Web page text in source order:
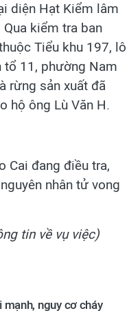
diện Hạt Kiểm lâm
kiểm tra ban
Tiểu khu 197, lô
tổ 11, phường Nam
rừng sản xuất đã
hộ ông Lù Văn H.
Cai đang điều tra,
nhân tử vong
tin về vụ việc)
mạnh, nguy cơ cháy